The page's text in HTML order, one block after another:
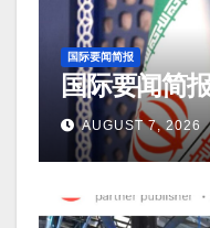
国际要闻简报
国际要闻简
AUGUST 7, 2026